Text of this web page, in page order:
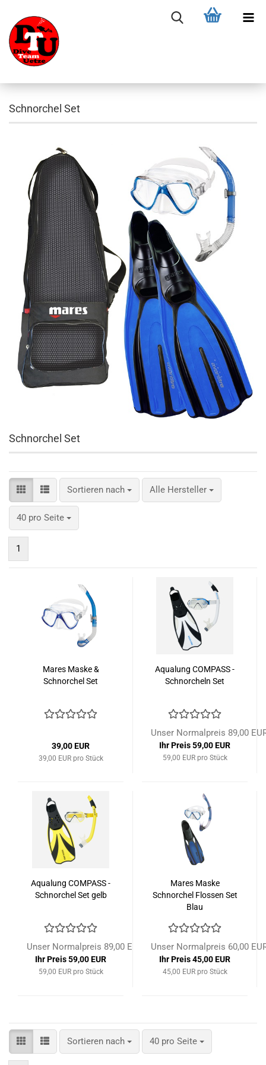
Schnorchel Set
Schnorchel Set
Sortieren nach
Sortieren nach Alle Hersteller
40 pro Seite
pro Seite
1
Mares Maske &
Schnorchel Set
39,00 EUR
39,00 EUR pro Stück
Aqualung COMPASS -
Schnorcheln Set
Unser Normalpreis 89,00
Ihr Preis 59,00 EUR
59,00 EUR pro Stück
Aqualung COMPASS -
Schnorchel Set gelb
Unser Normalpreis 89,00 EUR
Ihr Preis 59,00 EUR
59,00 EUR pro Stück
Mares Maske
Schnorchel Flossen Set
Blau
Unser Normalpreis 60,00
Ihr Preis 45,00 EUR
45,00 EUR pro Stück
Sortieren nach
Sortieren nach 40 pro Seite
pro Seite